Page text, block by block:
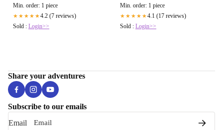
Min. order: 1 piece
★★★★★4.2 (7 reviews)
Sold : Login>>
Min. order: 1 piece
★★★★★4.1 (17 reviews)
Sold : Login>>
Share your adventures
Subscribe to our emails
Email